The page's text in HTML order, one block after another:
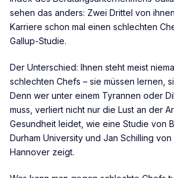
sehen das anders: Zwei Drittel von
Karriere schon mal einen schlechten
Gallup-Studie.
Der Unterschied: Ihnen steht meist
schlechten Chefs – sie müssen lernen,
Denn wer unter einem Tyrannen oder
muss, verliert nicht nur die Lust an der
Gesundheit leidet, wie eine Studie von
Durham University und Jan Schilling
Hannover zeigt.